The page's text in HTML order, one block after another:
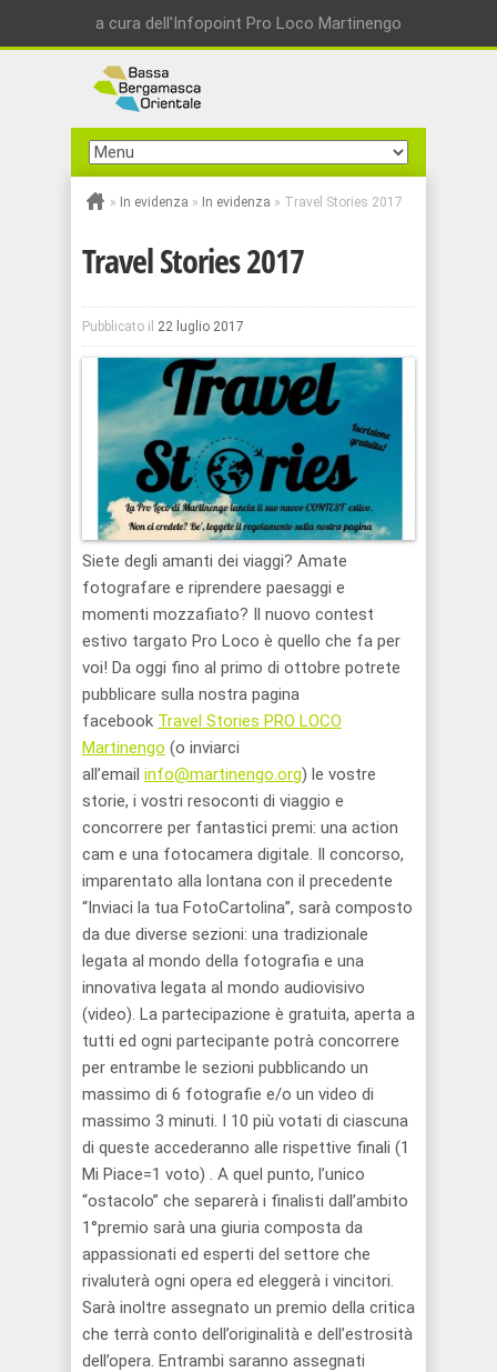
a cura dell'Infopoint Pro Loco Martinengo
» In evidenza » In evidenza » Travel Stories 2017
Travel Stories 2017
Pubblicato il 22 luglio 2017
Siete degli amanti dei viaggi? Amate
fotografare e riprendere paesaggi e
momenti mozzafiato? Il nuovo contest
estivo targato Pro Loco è quello che fa per
voi! Da oggi fino al primo di ottobre potrete
pubblicare sulla nostra pagina
facebook Travel Stories PRO LOCO
Martinengo (o inviarci
all’email info@martinengo.org) le vostre
storie, i vostri resoconti di viaggio e
concorrere per fantastici premi: una action
cam e una fotocamera digitale. Il concorso,
imparentato alla lontana con il precedente
“Inviaci la tua FotoCartolina”, sarà composto
da due diverse sezioni: una tradizionale
legata al mondo della fotografia e una
innovativa legata al mondo audiovisivo
(video). La partecipazione è gratuita, aperta a
tutti ed ogni partecipante potrà concorrere
per entrambe le sezioni pubblicando un
massimo di 6 fotografie e/o un video di
massimo 3 minuti. I 10 più votati di ciascuna
di queste accederanno alle rispettive finali (1
Mi Piace=1 voto) . A quel punto, l’unico
“ostacolo” che separerà i finalisti dall’ambito
1°premio sarà una giuria composta da
appassionati ed esperti del settore che
rivaluterà ogni opera ed eleggerà i vincitori.
Sarà inoltre assegnato un premio della critica
che terrà conto dell’originalità e dell’estrosità
dell’opera. Entrambi saranno assegnati